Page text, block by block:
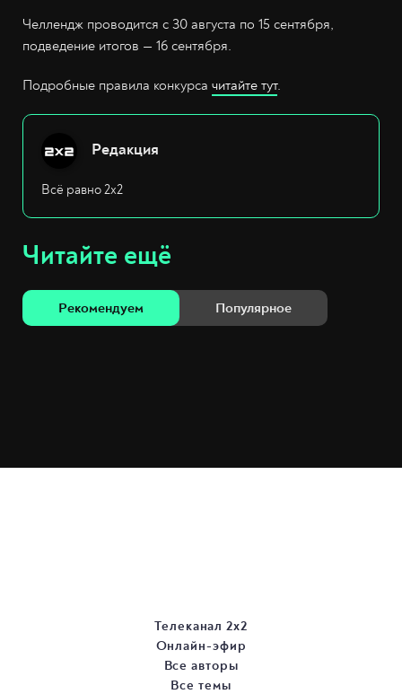
Челлендж проводится с 30 августа по 15 сентября,
подведение итогов — 16 сентября.
Подробные правила конкурса читайте тут.
Редакция
Всё равно 2х2
Читайте ещё
Рекомендуем Популярное
Телеканал 2х2
Онлайн-эфир
Все авторы
Все темы